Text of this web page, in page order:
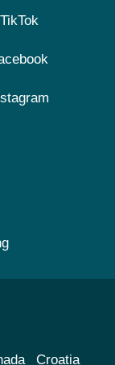
TikTok
Croatia